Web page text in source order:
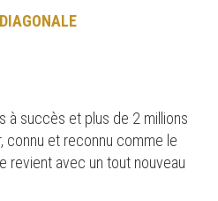
DIAGONALE
à succès et plus de 2 millions
connu et reconnu comme le
revient avec un tout nouveau